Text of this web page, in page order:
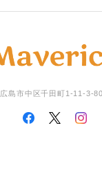
広島市中区千田町1-11-3-